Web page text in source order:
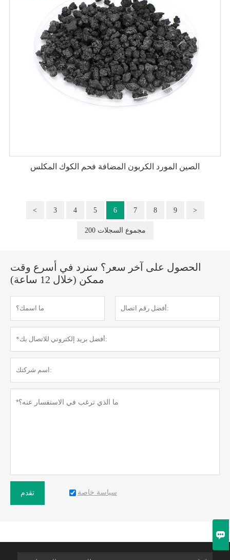
الصين المورد الكربون المضافة فحم الكوك المكلس
< 3 4 5 6 7 8 9 >
200 مجموع السجلات
الحصول على آخر سعر؟ سنرد في أسرع وقت
ممكن (خلال 12 ساعة)
تقدم سياسة خاصة
